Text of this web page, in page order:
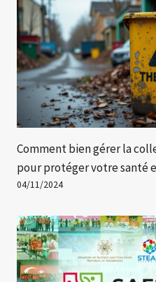
Comment bien gérer la
pour protéger votre santé
04/11/2024